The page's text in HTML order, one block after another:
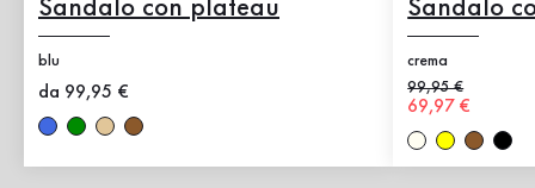
Sandalo con plateau
blu
Nuovo prezzo
da 99,95 €
Sandalo
crema
Prezzo
99,95 €
Nuovo prezzo
69,97 €